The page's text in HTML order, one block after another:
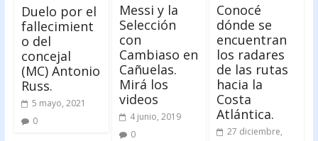
Duelo por el
fallecimient
o del
concejal
(MC) Antonio
Russ.
5 mayo, 2021
0
Messi y la
Selección
con
Cambiaso en
Cañuelas.
Mirá los
videos
4 junio, 2019
0
Conocé
dónde se
encuentran
los radares
de las rutas
hacia la
Costa
Atlántica.
27 diciembre,